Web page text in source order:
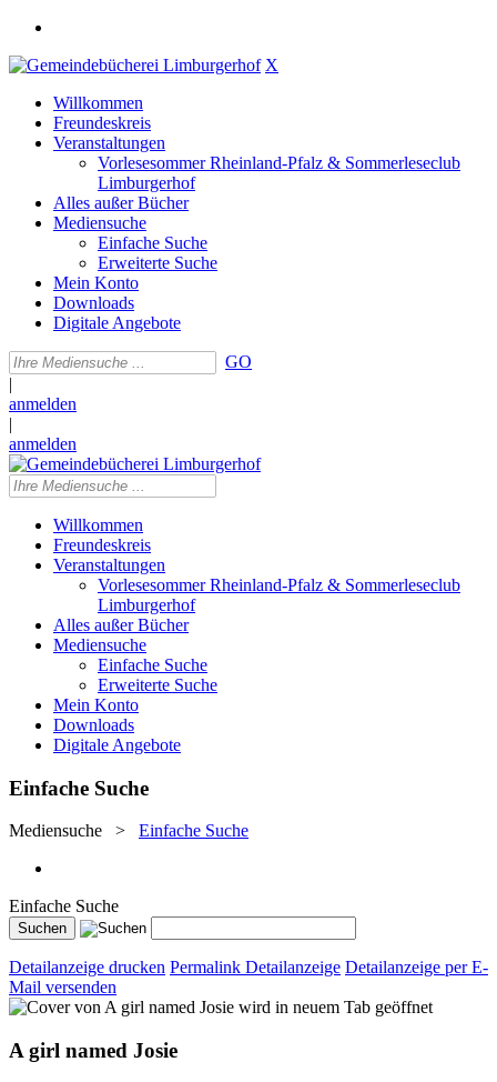
X
Willkommen
Freundeskreis
Veranstaltungen
Vorlesesommer Rheinland-Pfalz & Sommerleseclub
Limburgerhof
Alles außer Bücher
Mediensuche
Einfache Suche
Erweiterte Suche
Mein Konto
Downloads
Digitale Angebote
GO
|
anmelden
|
anmelden
Willkommen
Freundeskreis
Veranstaltungen
Vorlesesommer Rheinland-Pfalz & Sommerleseclub
Limburgerhof
Alles außer Bücher
Mediensuche
Einfache Suche
Erweiterte Suche
Mein Konto
Downloads
Digitale Angebote
Einfache Suche
Mediensuche > Einfache Suche
Einfache Suche
Detailanzeige drucken Permalink Detailanzeige Detailanzeige per E-
Mail versenden
wird in neuem Tab geöffnet
A girl named Josie